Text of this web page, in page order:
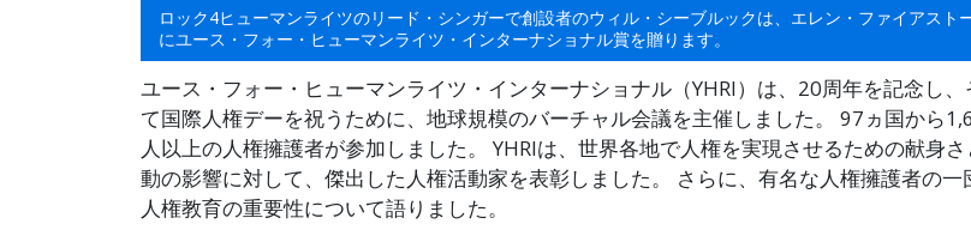
ロック4ヒューマンライツのリード・シンガーで創設者のウィル・シーブルックは、エレン・ファイアスト
にユース・フォー・ヒューマンライツ・インターナショナル賞を贈ります。
ユース・フォー・ヒューマンライツ・インターナショナル（YHRI）は、20周年を記念し、
て国際人権デーを祝うために、地球規模のバーチャル会議を主催しました。 97ヵ国から
人以上の人権擁護者が参加しました。 YHRIは、世界各地で人権を実現させるための献身
動の影響に対して、傑出した人権活動家を表彰しました。 さらに、有名な人権擁護者の一
人権教育の重要性について語りました。